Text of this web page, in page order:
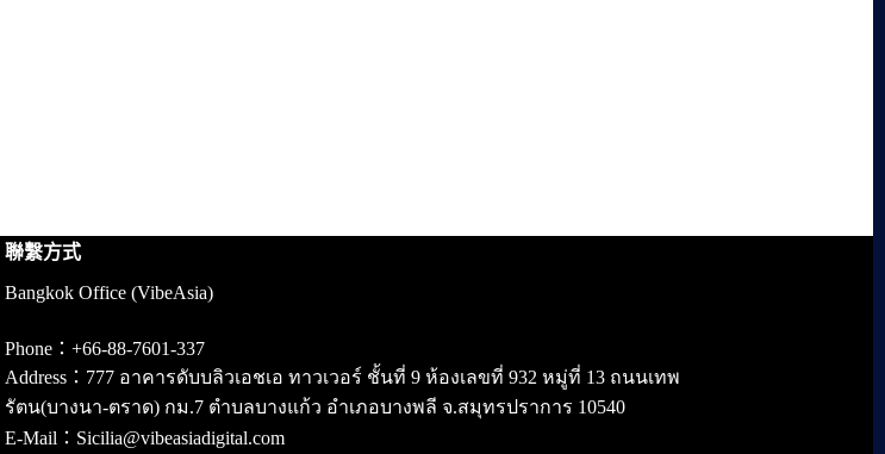
聯繫方式
Bangkok Office (VibeAsia)
Phone：+66-88-7601-337
Address：777 อาคารดับบลิวเอชเอ ทาวเวอร์ ชั้นที่ 9 ห้องเลขที่ 932 หมู่ที่ 13 ถนนเทพ
รัตน(บางนา-ตราด) กม.7 ตำบลบางแก้ว อำเภอบางพลี จ.สมุทรปราการ 10540
E-Mail：Sicilia@vibeasiadigital.com